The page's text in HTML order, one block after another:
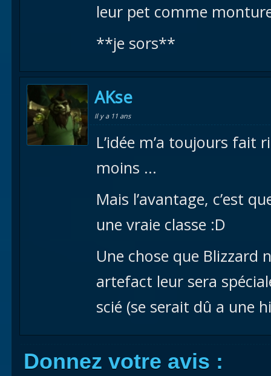
leur pet comme
**je sors**
AKse
Il y a 11 ans
L’idée m’a toujours fait
moins …
Mais l’avantage, c’est
une vraie classe :D
Une chose que Blizzard
artefact leur sera
scié (se serait dû a une
Donnez votre avis :